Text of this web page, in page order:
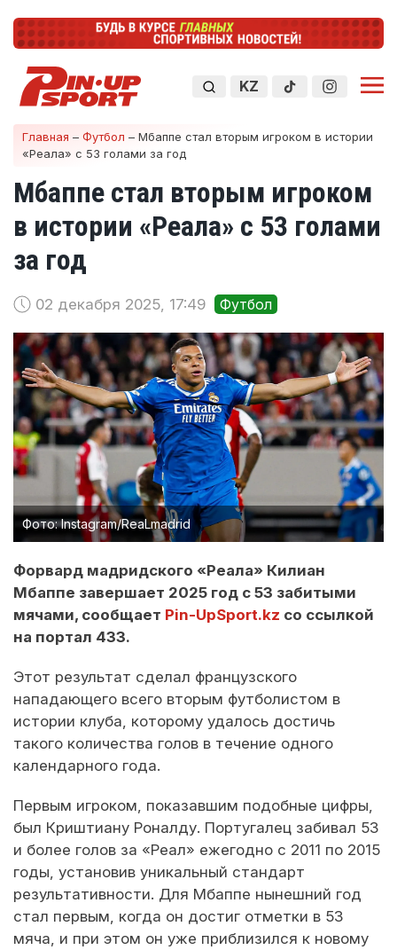
KZ
Главная – Футбол – Мбаппе стал вторым игроком в истории
«Реала» с 53 голами за год
Мбаппе стал вторым игроком
в истории «Реала» с 53 голами
за год
02 декабря 2025, 17:49 Футбол
Фото: Instagram/ReaLmadrid
Форвард мадридского «Реала» Килиан
Мбаппе завершает 2025 год с 53 забитыми
мячами, сообщает Pin-UpSport.kz со ссылкой
на портал 433.
Этот результат сделал французского
нападающего всего вторым футболистом в
истории клуба, которому удалось достичь
такого количества голов в течение одного
календарного года.
Первым игроком, показавшим подобные цифры,
был Криштиану Роналду. Португалец забивал 53
и более голов за «Реал» ежегодно с 2011 по 2015
годы, установив уникальный стандарт
результативности. Для Мбаппе нынешний год
стал первым, когда он достиг отметки в 53
мяча, и при этом он уже приблизился к новому